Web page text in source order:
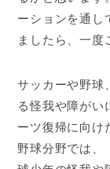
ーションを通し
ましたら、一度
サッカーや野球
る怪我や障がい
ーツ復帰に向け
野球分野では、